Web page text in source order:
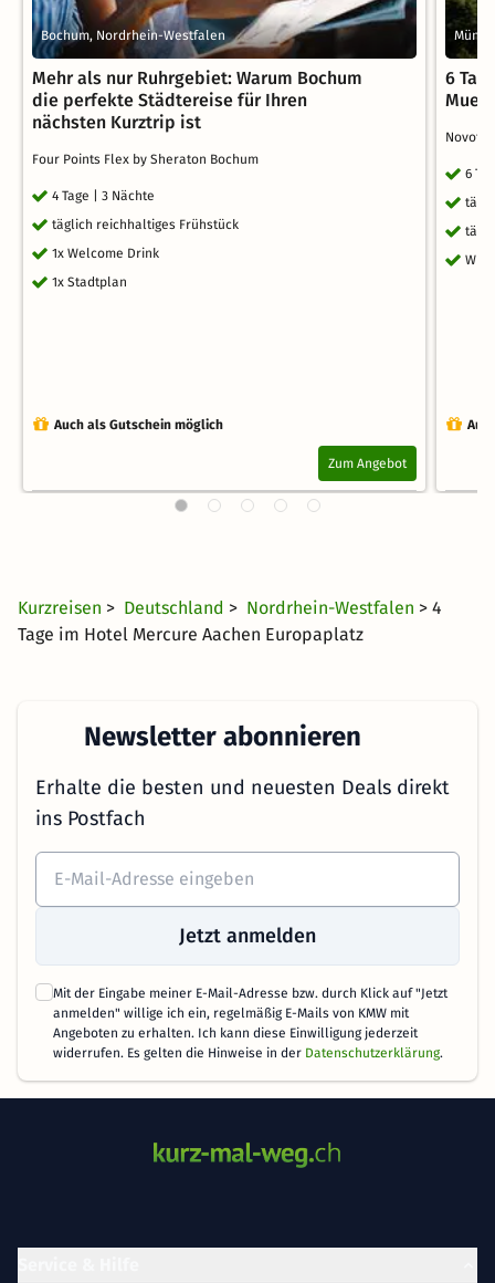
Bochum, Nordrhein-Westfalen
Mehr als nur Ruhrgebiet: Warum Bochum
die perfekte Städtereise für Ihren
nächsten Kurztrip ist
Four Points Flex by Sheraton Bochum
4 Tage | 3 Nächte
täglich reichhaltiges Frühstück
1x Welcome Drink
1x Stadtplan
Auch als Gutschein möglich
Zum Angebot
6
6
Kurzreisen > Deutschland > Nordrhein-Westfalen > 4
Tage im Hotel Mercure Aachen Europaplatz
Newsletter abonnieren
Erhalte die besten und neuesten Deals direkt
ins Postfach
Jetzt anmelden
Mit der Eingabe meiner E-Mail-Adresse bzw. durch Klick auf "Jetzt
anmelden" willige ich ein, regelmäßig E-Mails von KMW mit
Angeboten zu erhalten. Ich kann diese Einwilligung jederzeit
widerrufen. Es gelten die Hinweise in der Datenschutzerklärung.